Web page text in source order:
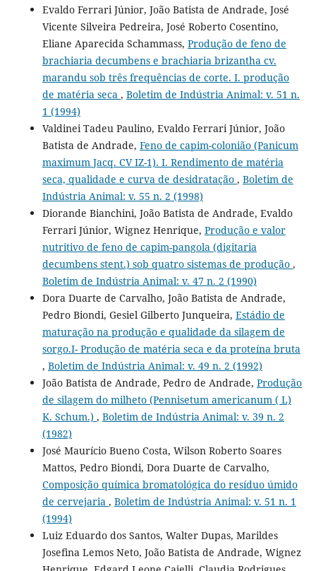
Evaldo Ferrari Júnior, João Batista de Andrade, José
Vicente Silveira Pedreira, José Roberto Cosentino,
Eliane Aparecida Schammass, Produção de feno de
brachiaria decumbens e brachiaria brizantha cv.
marandu sob três frequências de corte. I. produção
de matéria seca , Boletim de Indústria Animal: v. 51 n.
1 (1994)
Valdinei Tadeu Paulino, Evaldo Ferrari Júnior, João
Batista de Andrade, Feno de capim-colonião (Panicum
maximum Jacq. CV IZ-1). I. Rendimento de matéria
seca, qualidade e curva de desidratação , Boletim de
Indústria Animal: v. 55 n. 2 (1998)
Diorande Bianchini, João Batista de Andrade, Evaldo
Ferrari Júnior, Wignez Henrique, Produção e valor
nutritivo de feno de capim-pangola (digitaria
decumbens stent.) sob quatro sistemas de produção ,
Boletim de Indústria Animal: v. 47 n. 2 (1990)
Dora Duarte de Carvalho, João Batista de Andrade,
Pedro Biondi, Gesiel Gilberto Junqueira, Estádio de
maturação na produção e qualidade da silagem de
sorgo.I- Produção de matéria seca e da proteína bruta
, Boletim de Indústria Animal: v. 49 n. 2 (1992)
João Batista de Andrade, Pedro de Andrade, Produção
de silagem do milheto (Pennisetum americanum ( L)
K. Schum.) , Boletim de Indústria Animal: v. 39 n. 2
(1982)
José Maurício Bueno Costa, Wilson Roberto Soares
Mattos, Pedro Biondi, Dora Duarte de Carvalho,
Composição química bromatológica do resíduo úmido
de cervejaria , Boletim de Indústria Animal: v. 51 n. 1
(1994)
Luiz Eduardo dos Santos, Walter Dupas, Marildes
Josefina Lemos Neto, João Batista de Andrade, Wignez